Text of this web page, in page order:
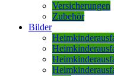
Versicherungen
Zubehör
Bilder